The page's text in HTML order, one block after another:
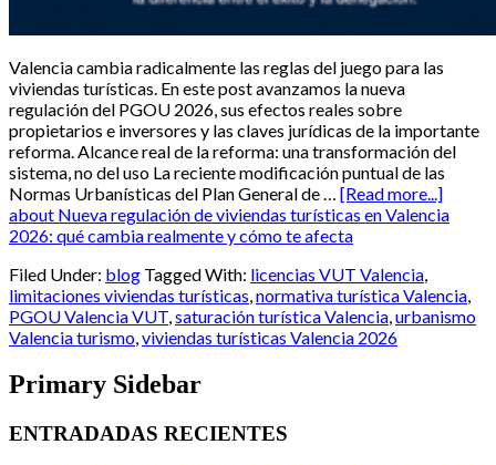
Valencia cambia radicalmente las reglas del juego para las
viviendas turísticas. En este post avanzamos la nueva
regulación del PGOU 2026, sus efectos reales sobre
propietarios e inversores y las claves jurídicas de la importante
reforma. Alcance real de la reforma: una transformación del
sistema, no del uso La reciente modificación puntual de las
Normas Urbanísticas del Plan General de … [Read more...]
about Nueva regulación de viviendas turísticas en Valencia
2026: qué cambia realmente y cómo te afecta
Filed Under: blog Tagged With: licencias VUT Valencia
limitaciones viviendas turísticas normativa turística Valencia
PGOU Valencia VUT saturación turística Valencia urbanismo
Valencia turismo viviendas turísticas Valencia 2026
Primary Sidebar
ENTRADADAS RECIENTES